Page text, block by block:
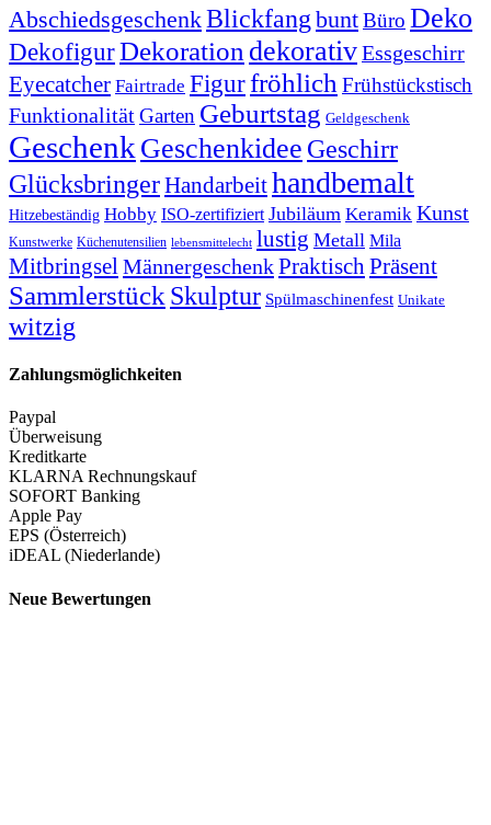
AbschiedsgeschenkBlickfang buntBüro Deko
DekofigurDekoration dekorativEssgeschirr
Eyecatcher Fairtrade Figurfröhlich Frühstückstisch
FunktionalitätGarten Geburtstag Geldgeschenk
Geschenk Geschenkidee Geschirr
GlücksbringerHandarbeithandbemalt
Hitzebeständig Hobby ISO-zertifiziert Jubiläum Keramik Kunst
Kunstwerke Küchenutensilien lebensmittelecht lustig Metall Mila
MitbringselMännergeschenkPraktischPräsent
Sammlerstück Skulptur Spülmaschinenfest Unikate
witzig
Zahlungsmöglichkeiten
Paypal
Überweisung
Kreditkarte
KLARNA Rechnungskauf
SOFORT Banking
Apple Pay
EPS (Österreich)
iDEAL (Niederlande)
Neue Bewertungen